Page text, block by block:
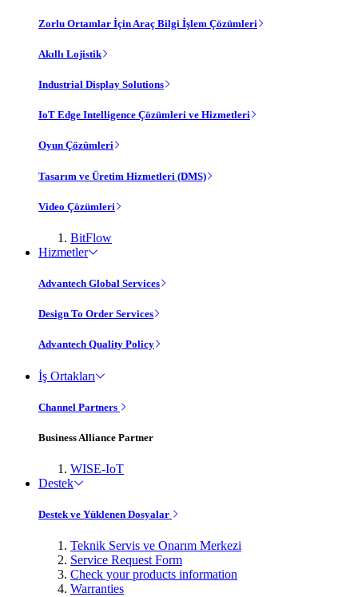
Zorlu Ortamlar İçin Araç Bilgi İşlem Çözümleri
Akıllı Lojistik
Industrial Display Solutions
IoT Edge Intelligence Çözümleri ve Hizmetleri
Oyun Çözümleri
Tasarım ve Üretim Hizmetleri (DMS)
Video Çözümleri
BitFlow
Hizmetler
Advantech Global Services
Design To Order Services
Advantech Quality Policy
İş Ortakları
Channel Partners
Business Alliance Partner
WISE-IoT
Destek
Destek ve Yüklenen Dosyalar
Teknik Servis ve Onarım Merkezi
Service Request Form
Check your products information
Warranties